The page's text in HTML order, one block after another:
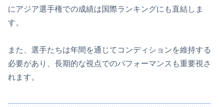
にアジア選手権での成績は国際ランキングにも直結しま
す。
また、選手たちは年間を通じてコンディションを維持する
必要があり、長期的な視点でのパフォーマンスも重要視さ
れます。